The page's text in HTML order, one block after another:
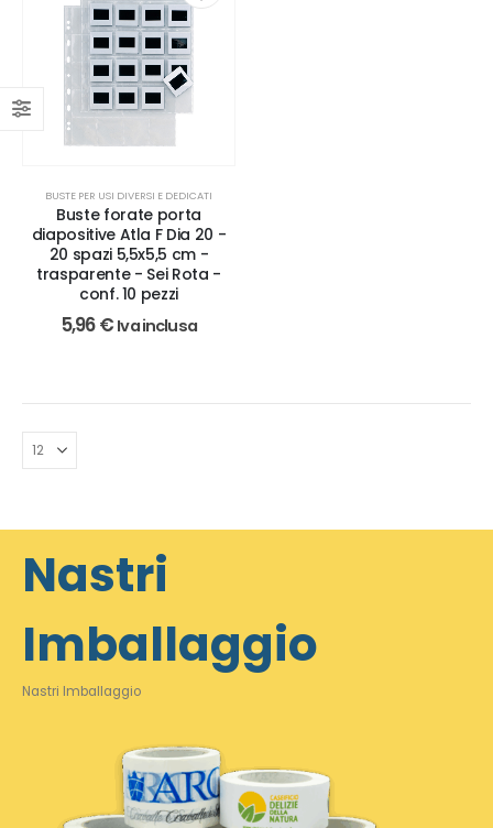
BUSTE PER USI DIVERSI E DEDICATI
Buste forate porta
diapositive Atla F Dia 20 -
20 spazi 5,5x5,5 cm -
trasparente - Sei Rota -
conf. 10 pezzi
5,96€ Iva inclusa
Nastri
Imballaggio
Nastri Imballaggio